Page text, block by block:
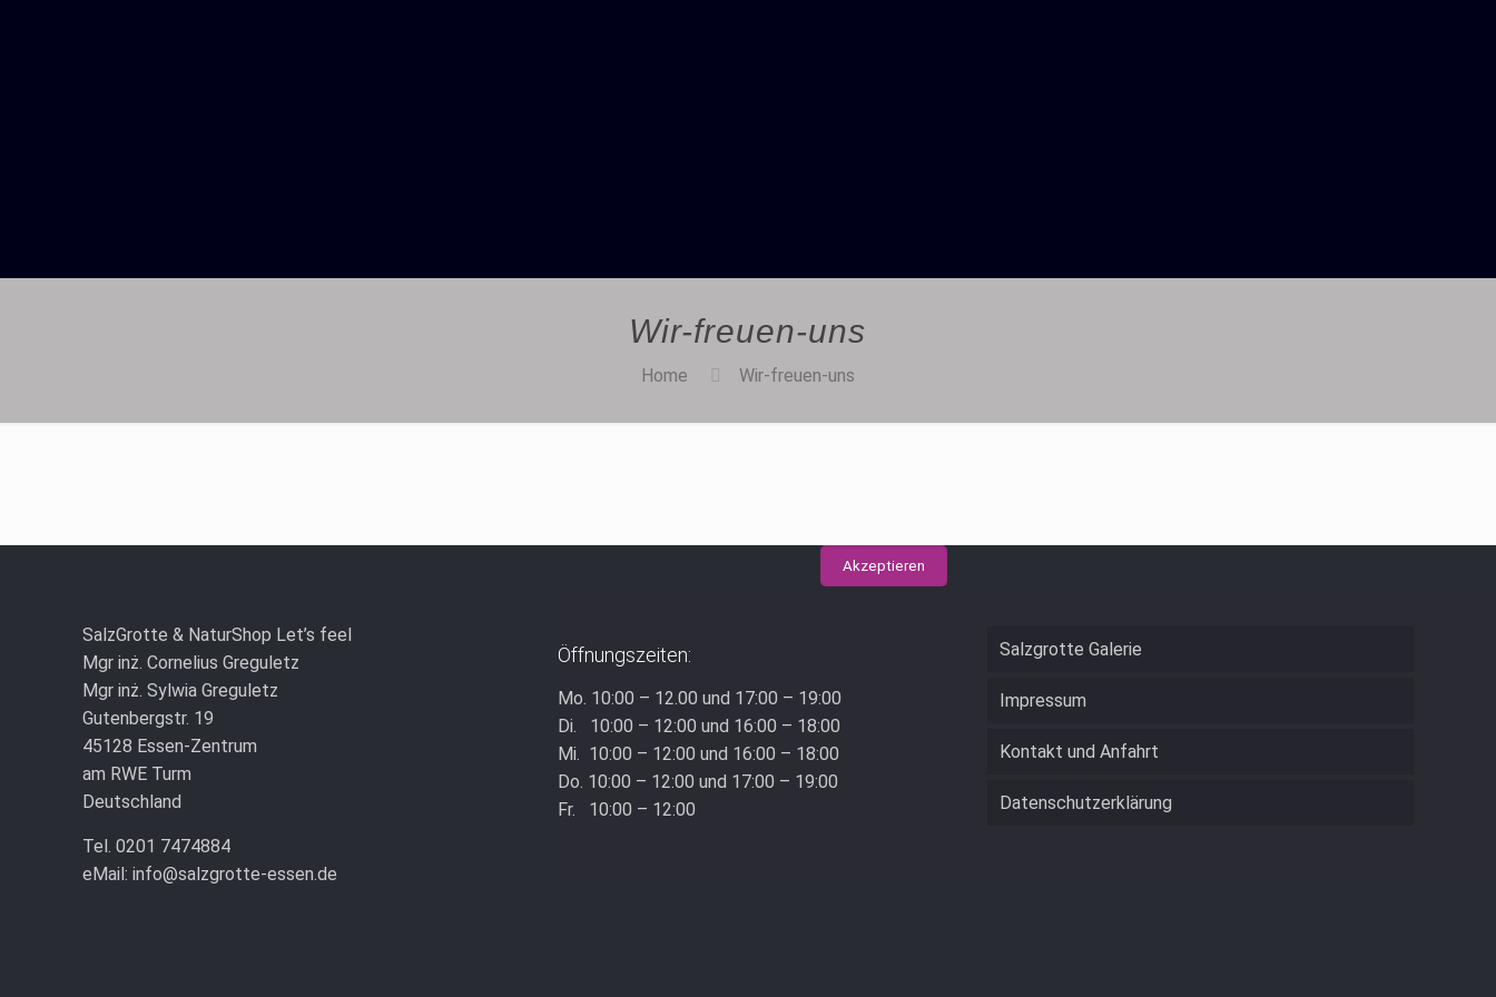
Wir-freuen-uns
Home Wir-freuen-uns
SalzGrotte & NaturShop Let’s feel
Mgr inż. Cornelius Greguletz
Mgr inż. Sylwia Greguletz
Gutenbergstr. 19
45128 Essen-Zentrum
am RWE Turm
Deutschland
Tel. 0201 7474884
eMail: info@salzgrotte-essen.de
Öffnungszeiten:
Mo. 10:00 – 12.00 und 17:00 – 19:00
Di. 10:00 – 12:00 und 16:00 – 18:00
Mi. 10:00 – 12:00 und 16:00 – 18:00
Do. 10:00 – 12:00 und 17:00 – 19:00
Fr. 10:00 – 12:00
Salzgrotte Galerie
Impressum
Kontakt und Anfahrt
Datenschutzerklärung
Akzeptieren
Die Cookie-Einstellungen auf dieser Website sind auf "Cookies zulassen" eingestellt, um das beste Surferlebnis zu ermöglichen. Wenn du diese Website ohne Änderung der Cookie-
Einstellungen verwendest oder auf "Akzeptieren" klickst, erklärst du sich damit einverstanden.